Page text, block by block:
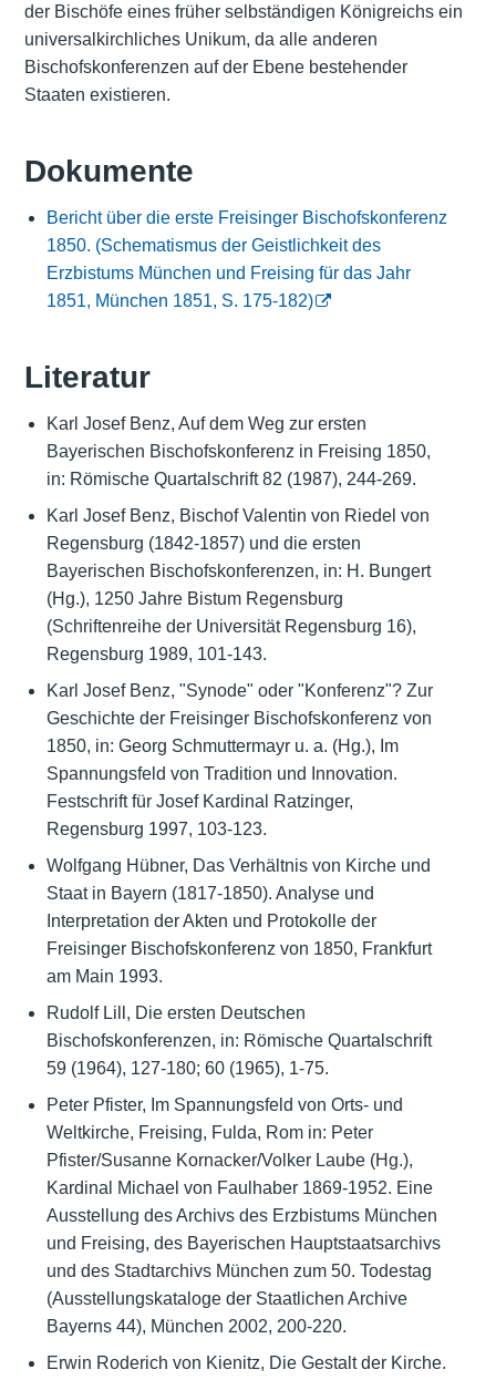
der Bischöfe eines früher selbständigen Königreichs ein
universalkirchliches Unikum, da alle anderen
Bischofskonferenzen auf der Ebene bestehender
Staaten existieren.
Dokumente
Bericht über die erste Freisinger Bischofskonferenz
1850. (Schematismus der Geistlichkeit des
Erzbistums München und Freising für das Jahr
1851, München 1851, S. 175-182)
Literatur
Karl Josef Benz, Auf dem Weg zur ersten
Bayerischen Bischofskonferenz in Freising 1850,
in: Römische Quartalschrift 82 (1987), 244-269.
Karl Josef Benz, Bischof Valentin von Riedel von
Regensburg (1842-1857) und die ersten
Bayerischen Bischofskonferenzen, in: H. Bungert
(Hg.), 1250 Jahre Bistum Regensburg
(Schriftenreihe der Universität Regensburg 16),
Regensburg 1989, 101-143.
Karl Josef Benz, "Synode" oder "Konferenz"? Zur
Geschichte der Freisinger Bischofskonferenz von
1850, in: Georg Schmuttermayr u. a. (Hg.), Im
Spannungsfeld von Tradition und Innovation.
Festschrift für Josef Kardinal Ratzinger,
Regensburg 1997, 103-123.
Wolfgang Hübner, Das Verhältnis von Kirche und
Staat in Bayern (1817-1850). Analyse und
Interpretation der Akten und Protokolle der
Freisinger Bischofskonferenz von 1850, Frankfurt
am Main 1993.
Rudolf Lill, Die ersten Deutschen
Bischofskonferenzen, in: Römische Quartalschrift
59 (1964), 127-180; 60 (1965), 1-75.
Peter Pfister, Im Spannungsfeld von Orts- und
Weltkirche, Freising, Fulda, Rom in: Peter
Pfister/Susanne Kornacker/Volker Laube (Hg.),
Kardinal Michael von Faulhaber 1869-1952. Eine
Ausstellung des Archivs des Erzbistums München
und Freising, des Bayerischen Hauptstaatsarchivs
und des Stadtarchivs München zum 50. Todestag
(Ausstellungskataloge der Staatlichen Archive
Bayerns 44), München 2002, 200-220.
Erwin Roderich von Kienitz, Die Gestalt der Kirche.